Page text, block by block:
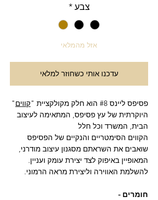
צבע *
אזל מהמלאי
עדכנו אותי כשחוזר למלאי
פסיפס ליינס #8 הוא חלק מקולקציית " קווים"
היוקרתית של עץ פסיפס, המתאימה לעיצוב
הבית, המשרד וכל חלל
הקווים הסימטריים והנקיים של הפסיפס
שואבים את השראתם מסגנון עיצוב מודרני,
המאופיין באיפוק לצד יצירת עומק ועניין.
להשלמת האווירה וליצירת מראה הרמוני.
חומרים -